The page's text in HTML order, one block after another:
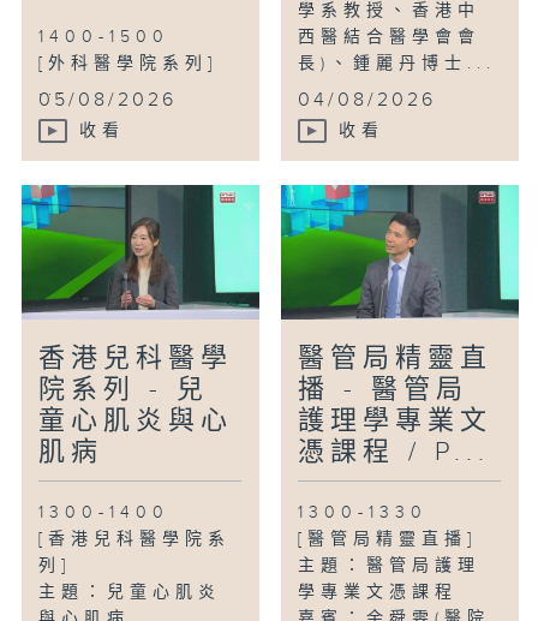
1400-1500
[外科醫學院系列]
...
05/08/2026
收看
學系教授、香港中
西醫結合醫學會會
長)、鍾麗丹博士...
04/08/2026
收看
香港兒科醫學
院系列 - 兒
童心肌炎與心
肌病
1300-1400
[香港兒科醫學院系
列]
主題：兒童心肌炎
醫管局精靈直
播 - 醫管局
護理學專業文
憑課程 / P...
1300-1330
[醫管局精靈直播]
主題：醫管局護理
學專業文憑課程